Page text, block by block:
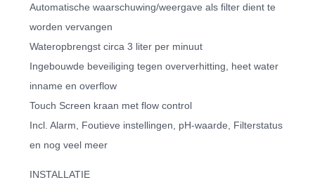
Automatische waarschuwing/weergave als filter dient te
worden vervangen
Wateropbrengst circa 3 liter per minuut
Ingebouwde beveiliging tegen oververhitting, heet water
inname en overflow
Touch Screen kraan met flow control
Incl. Alarm, Foutieve instellingen, pH-waarde, Filterstatus
en nog veel meer
INSTALLATIE